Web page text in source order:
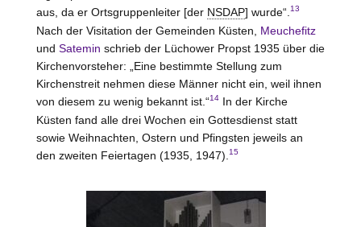
aus, da er Ortsgruppenleiter [der NSDAP] wurde“. 13
Nach der Visitation der Gemeinden Küsten, Meuchefitz
und Satemin schrieb der Lüchower Propst 1935 über die
Kirchenvorsteher: „Eine bestimmte Stellung zum
Kirchenstreit nehmen diese Männer nicht ein, weil ihnen
von diesem zu wenig bekannt ist.“14In der Kirche
Küsten fand alle drei Wochen ein Gottesdienst statt
sowie Weihnachten, Ostern und Pfingsten jeweils an
den zweiten Feiertagen (1935, 1947). 15